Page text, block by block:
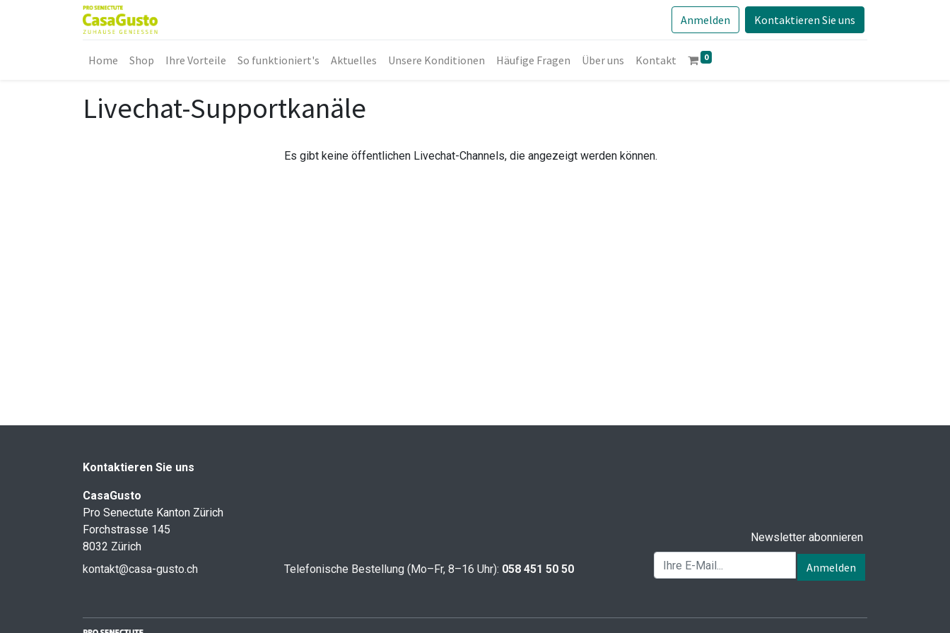
Anmelden Kontaktieren Sie uns
Home Shop Ihre Vorteile So funktioniert's Aktuelles Unsere Konditionen Häufige Fragen Über uns Kontakt 0
Livechat-Supportkanäle
Es gibt keine öffentlichen Livechat-Channels, die angezeigt werden können.
Kontaktieren Sie uns
CasaGusto
Pro Senectute Kanton Zürich
Forchstrasse 145
8032 Zürich
kontakt@casa-gusto.ch
Telefonische Bestellung (Mo–Fr, 8–16 Uhr): 058 451 50 50
Newsletter abonnieren
Anmelden